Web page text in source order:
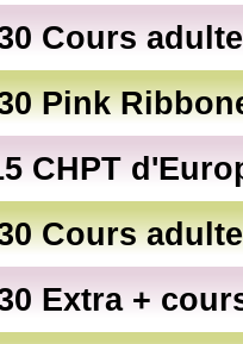
Cours
Pink
CHPT
Cours
Extra +